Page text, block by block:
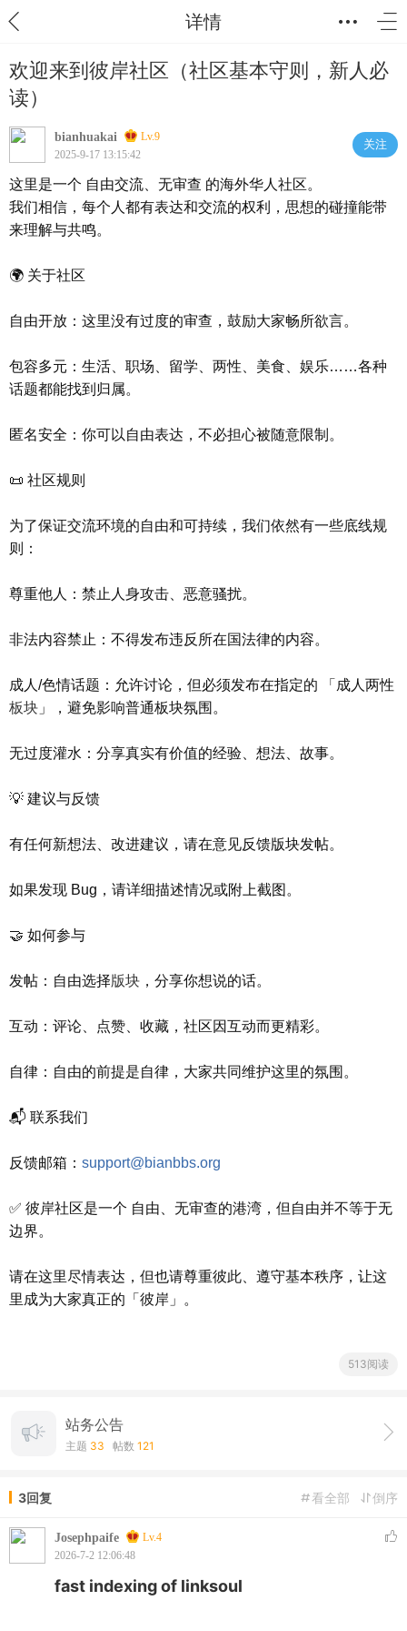
详情
欢迎来到彼岸社区（社区基本守则，新人必
读）
bianhuakai
Lv.9
2025-9-17 13:15:42
关注
这里是一个 自由交流、无审查 的海外华人社区。
我们相信，每个人都有表达和交流的权利，思想的碰撞能带
来理解与共鸣。
🌍 关于社区
自由开放：这里没有过度的审查，鼓励大家畅所欲言。
包容多元：生活、职场、留学、两性、美食、娱乐……各种
话题都能找到归属。
匿名安全：你可以自由表达，不必担心被随意限制。
📜 社区规则
为了保证交流环境的自由和可持续，我们依然有一些底线规
则：
尊重他人：禁止人身攻击、恶意骚扰。
非法内容禁止：不得发布违反所在国法律的内容。
成人/色情话题：允许讨论，但必须发布在指定的 「成人两性
板块 」，避免影响普通板块氛围。
无过度灌水：分享真实有价值的经验、想法、故事。
💡 建议与反馈
有任何新想法、改进建议，请在意见反馈版块发帖。
如果发现 Bug，请详细描述情况或附上截图。
🤝 如何参与
发帖：自由选择版块 ，分享你想说的话。
互动：评论、点赞、收藏，社区因互动而更精彩。
自律：自由的前提是自律，大家共同维护这里的氛围。
📬 联系我们
反馈邮箱： support@bianbbs.org
✅ 彼岸社区是一个 自由、无审查的港湾，但自由并不等于无
边界。
请在这里尽情表达，但也请尊重彼此、遵守基本秩序，让这
里成为大家真正的「彼岸」。
513阅读
站务公告
主题 33 帖数 121
3回复 倒序
看全部
Josephpaife
Lv.4
2026-7-2 12:06:48
fast indexing of linksoul